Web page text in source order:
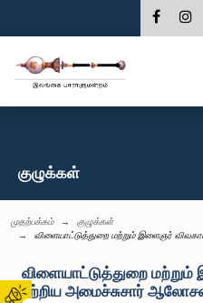
குழுக்கள்
முதற்பக்கம்
குழுக்கள்
விளையாட்டுத்துறை மற்றும் இளைஞர்
விளையாட்டுத்துறை
பற்றிய அமைச்சுசார்